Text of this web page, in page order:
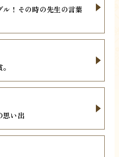
！その時の先生の言葉
思い出